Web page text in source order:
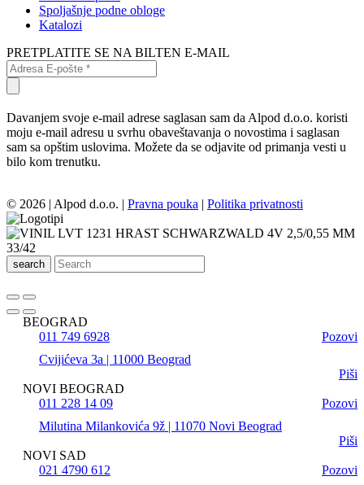
Spoljašnje podne obloge
Katalozi
PRETPLATITE SE NA BILTEN E-MAIL
Davanjem svoje e-mail adrese saglasan sam da Alpod d.o.o. koristi
moju e-mail adresu u svrhu obaveštavanja o novostima i saglasan
sam sa opštim uslovima. Možete da se odjavite od primanja vesti u
bilo kom trenutku.
© 2026 | Alpod d.o.o. | Pravna pouka | Politika privatnosti
search
BEOGRAD
011 749 6928
Pozovi
Cvijićeva 3a | 11000 Beograd
Piši
NOVI BEOGRAD
011 228 14 09
Pozovi
Milutina Milankovića 9ž | 11070 Novi Beograd
Piši
NOVI SAD
021 4790 612
Pozovi